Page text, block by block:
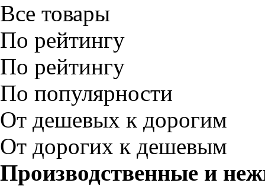
Все товары
По рейтингу
По рейтингу
По популярности
От дешевых к дорогим
От дорогих к дешевым
Производственные и